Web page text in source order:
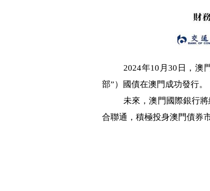
2024年10月30日，澳
部”）國債在澳門成功發行。
未來，澳門國際銀行
合聯通，積極投身澳門債券